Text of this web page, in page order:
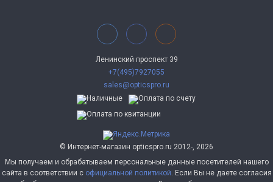
Ленинский проспект 39
+7(495)7927055
sales@opticspro.ru
© Интернет-магазин opticspro.ru 2012-, 2026
Мы получаем и обрабатываем персональные данные посетителей нашего
сайта в соответствии с официальной политикой. Если Вы не даете согласия